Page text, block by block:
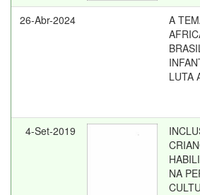
26-Abr-2024
A
LUTA
4-Set-2019
NA